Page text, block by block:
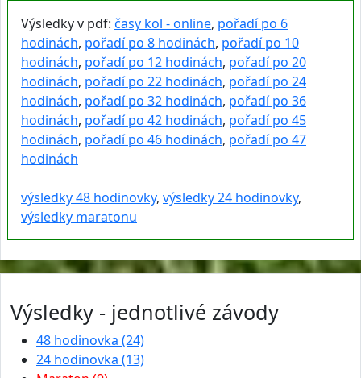
Výsledky v pdf: časy kol - online, pořadí po 6
hodinách, pořadí po 8 hodinách, pořadí po 10
hodinách, pořadí po 12 hodinách, pořadí po 20
hodinách, pořadí po 22 hodinách, pořadí po 24
hodinách, pořadí po 32 hodinách, pořadí po 36
hodinách, pořadí po 42 hodinách, pořadí po 45
hodinách, pořadí po 46 hodinách, pořadí po 47
hodinách
výsledky 48 hodinovky, výsledky 24 hodinovky,
výsledky maratonu
Výsledky - jednotlivé závody
48 hodinovka (24)
24 hodinovka (13)